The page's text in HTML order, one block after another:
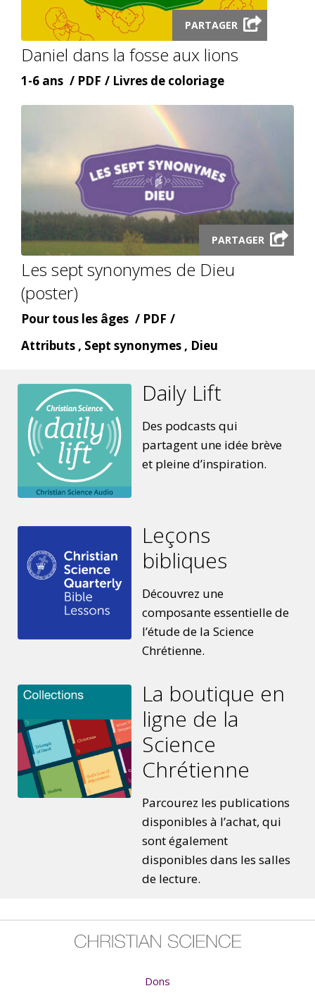
Launch
modal
PARTAGER
Daniel dans la fosse aux lions
Âge
1-6 ans
Content
PDF
Content
Livres de coloriage
Launch
audio
PARTAGER
Les sept synonymes de Dieu
(poster)
Âge
Pour tous les âges
Content
PDF
Content
Attributs , Sept synonymes , Dieu
Daily Lift
Des podcasts qui
partagent une idée brève
et pleine d’inspiration.
Leçons
bibliques
Découvrez une
composante essentielle de
l’étude de la Science
Chrétienne.
La boutique en
ligne de la
Science
Chrétienne
Parcourez les publications
disponibles à l’achat, qui
sont également
disponibles dans les salles
de lecture.
Dons